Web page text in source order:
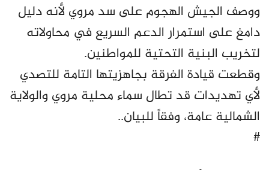
ووصف الجيش الهجوم على سد مروي لأنه دليل
دامغ على استمرار الدعم السريع في محاولاته
لتخريب البنية التحتية للمواطنين.
وقطعت قيادة الفرقة بجاهزيتها التامة للتصدي
لأي تهديدات قد تطال سماء محلية مروي والولاية
الشمالية عامة، وفقاً للبيان..
#